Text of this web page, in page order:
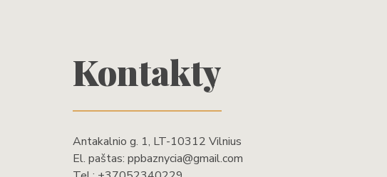
Kontakty
Antakalnio g. 1, LT-10312 Vilnius
El. paštas: ppbaznycia@gmail.com